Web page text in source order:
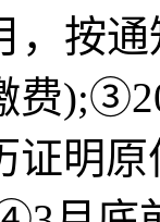
，按
费
证明